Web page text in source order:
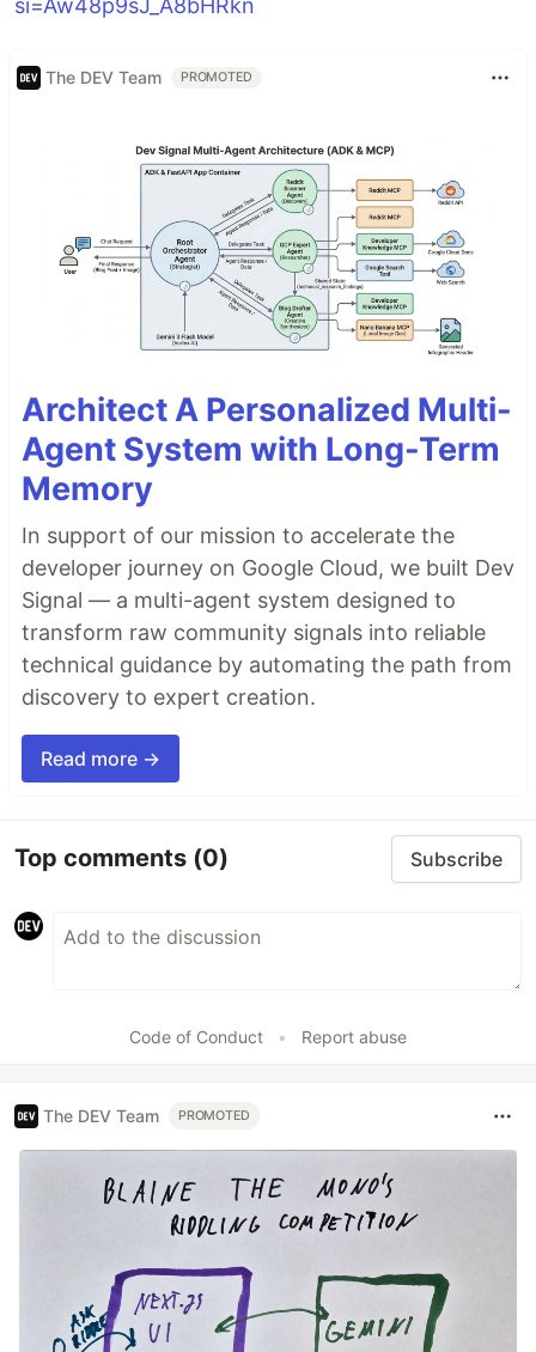
The DEV Team PROMOTED
Architect A Personalized Multi-
Agent System with Long-Term
Memory
In support of our mission to accelerate the
developer journey on Google Cloud, we built Dev
Signal — a multi-agent system designed to
transform raw community signals into reliable
technical guidance by automating the path from
discovery to expert creation.
Read more →
Top comments (0) Subscribe
Code of Conduct • Report abuse
The DEV Team PROMOTED